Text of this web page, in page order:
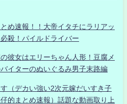
め速報！！大帝イタチにラリアッ
殺！パイルドライバー
彼女はエリーちゃん人形！豆腐メ
イターのぬいぐるみ男子末路編
（デカい強い2次元嫁だいすき子
的まとめ速報）話題な動画取り上